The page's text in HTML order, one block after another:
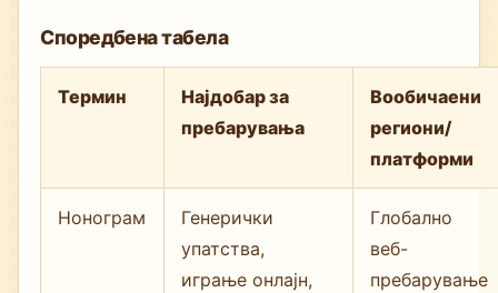
Споредбена табела
Термин
Најдобар за
пребарувања
Вообичаени
региони/
платформи
Нонограм
Генерички
упатства,
играње онлајн,
Глобално
веб-
пребарување